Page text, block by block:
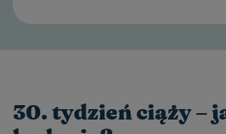
30. tydzień ciąży –